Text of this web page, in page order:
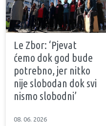
Le Zbor: ‘Pjevat
ćemo dok god bude
potrebno, jer nitko
nije slobodan dok svi
nismo slobodni’
08. 06. 2026